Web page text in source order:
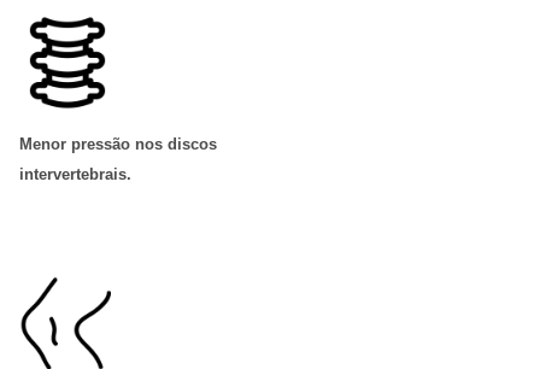
Menor pressão nos discos
intervertebrais.